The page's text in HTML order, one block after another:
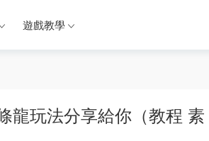
遊戲教學
龍玩法分享給你（教程 素